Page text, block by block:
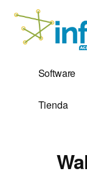
contenido
Additional
menu
desde
1,999
Electrónica
Software
Tienda